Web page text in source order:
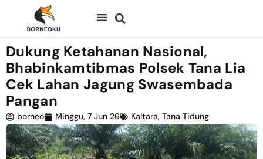
Dukung Ketahanan Nasional,
Bhabinkamtibmas Polsek Tana Lia
Cek Lahan Jagung Swasembada
Pangan
borneo Minggu, 7 Jun 26 Kaltara, Tana Tidung